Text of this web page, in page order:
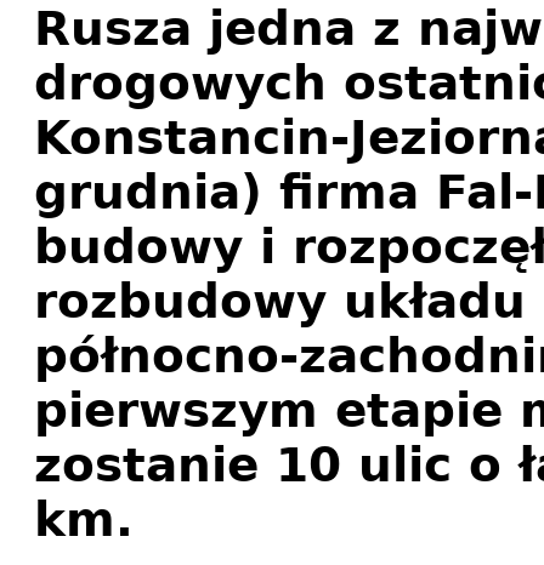
Rusza jedna z
drogowych
Konstancin-
grudnia) firma Fal-
budowy i
rozbudowy
północno-
pierwszym etapie
zostanie 10 ulic o
km.